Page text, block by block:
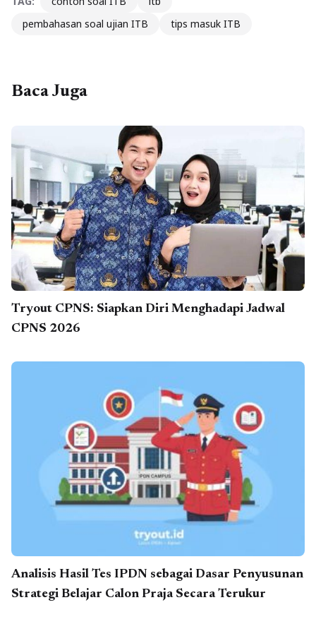
pembahasan soal ujian ITB
tips masuk ITB
Baca Juga
Tryout CPNS: Siapkan Diri Menghadapi Jadwal
CPNS 2026
Analisis Hasil Tes IPDN sebagai Dasar Penyusunan
Strategi Belajar Calon Praja Secara Terukur